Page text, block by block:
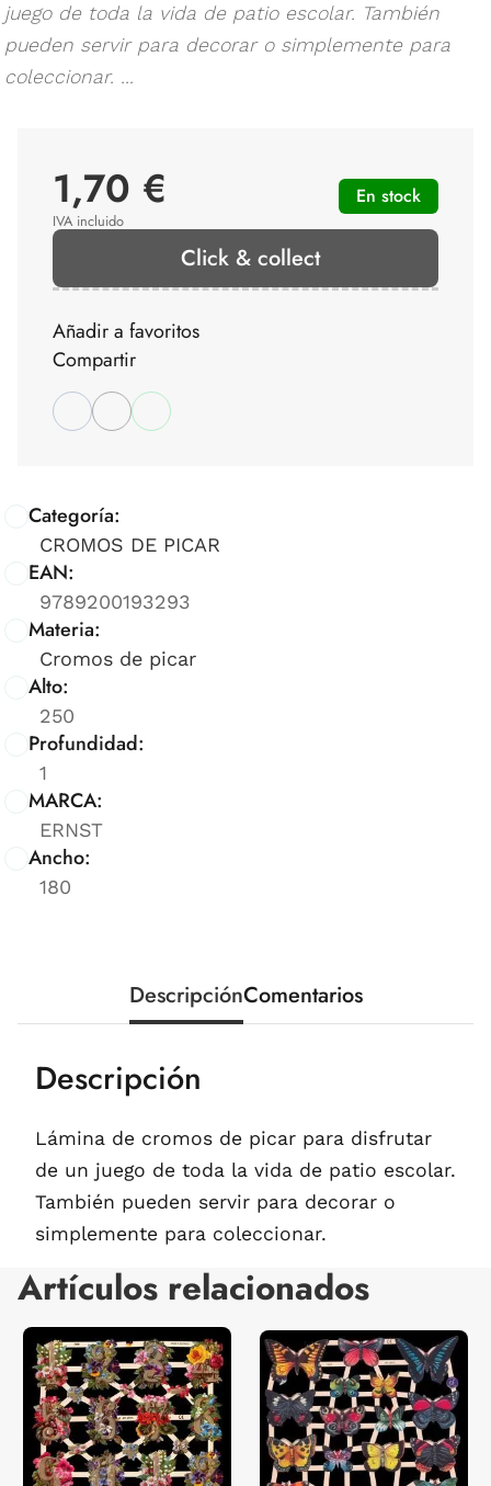
juego de toda la vida de patio escolar. También
pueden servir para decorar o simplemente para
coleccionar. ...
Categoría:
CROMOS DE PICAR
EAN:
9789200193293
Materia:
Cromos de picar
Alto:
250
Profundidad:
1
MARCA:
ERNST
Ancho:
180
1,70 €
IVA incluido
En stock
Click & collect
Añadir a favoritos
Compartir
DescripciónComentarios
Descripción
Lámina de cromos de picar para disfrutar
de un juego de toda la vida de patio escolar.
También pueden servir para decorar o
simplemente para coleccionar.
Artículos relacionados